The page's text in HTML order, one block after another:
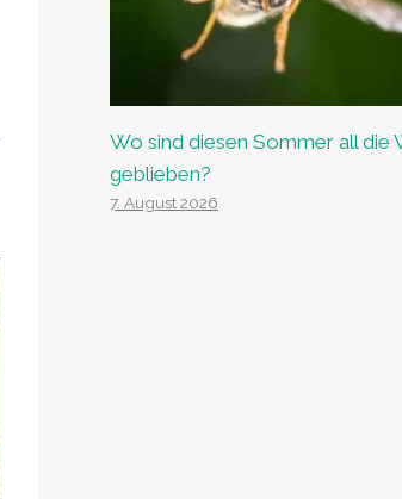
Wo sind diesen Sommer all die
geblieben?
7. August 2026